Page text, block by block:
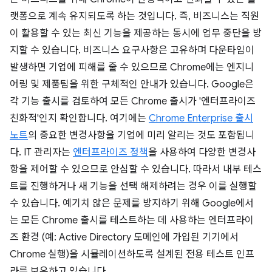
랫폼으로 계속 유지되도록 하는 것입니다. 즉, 비즈니스는 직원
이 활용할 수 있는 최신 기능을 제공하는 동시에 업무 중단을 방
지할 수 있습니다. 비즈니스 요구사항은 고유하며 다운타임이
발생하면 기업에 피해를 줄 수 있으므로 Chrome에는 엔지니
어링 및 제품팀을 위한 구체적인 안내가 있습니다. Google은
각 기능 출시를 검토하여 모든 Chrome 출시가 '엔터프라이즈
친화적'인지 확인합니다. 여기에는 Chrome Enterprise 출시
노트의 중요한 변경사항을 기업에 미리 알리는 것도 포함됩니
다. IT 관리자는 엔터프라이즈 정책을 사용하여 다양한 변경사
항을 제어할 수 있으므로 안심할 수 있습니다. 따라서 내부 테스
트를 진행하거나 새 기능을 선택 해제하려는 경우 이를 실행할
수 있습니다. 예기치 않은 문제를 방지하기 위해 Google에서
는 모든 Chrome 출시를 테스트하는 데 사용하는 엔터프라이
즈 환경 (예: Active Directory 도메인에 가입된 기기에서
Chrome 실행)을 시뮬레이션하도록 설계된 전용 테스트 인프